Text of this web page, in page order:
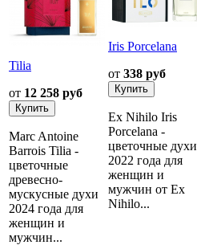
Tilia
от 12 258 руб
Marc Antoine
Barrois Tilia -
цветочные
древесно-
мускусные духи
2024 года для
женщин и
мужчин...
Iris Porcelana
от 338 руб
Ex Nihilo Iris
Porcelana -
цветочные духи
2022 года для
женщин и
мужчин от Ex
Nihilo...